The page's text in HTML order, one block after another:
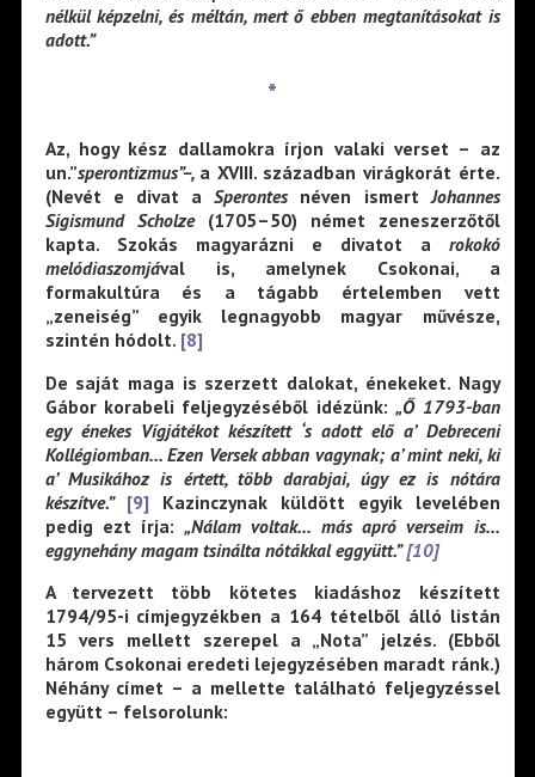
nélkül képzelni, és méltán, mert ő ebben megtanításokat is
adott.”
*
Az, hogy kész dallamokra írjon valaki verset – az
un.”sperontizmus”–, a XVIII. században virágkorát érte.
(Nevét e divat aSperontes néven ismertJohannes
Sigismund Scholze(1705–50) német zeneszerzőtől
kapta. Szokás magyarázni e divatot a rokokó
melódiaszomjával is, amelynek Csokonai, a
formakultúra és a tágabb értelemben vett
„zeneiség” egyik legnagyobb magyar művésze,
szintén hódolt. [8]
De saját maga is szerzett dalokat, énekeket. Nagy
Gábor korabeli feljegyzéséből idézünk:„Ő 1793-ban
egy énekes Vígjátékot készített ‘s adott elő a’ Debreceni
Kollégiomban… Ezen Versek abban vagynak; a’ mint neki, ki
a’ Musikához is értett, több darabjai, úgy ez is nótára
készítve.” [9]
Kazinczynak küldött egyik levelében
pedig ezt írja: „Nálam voltak… más apró verseim is…
eggynehány magam tsinálta nótákkal eggyütt.”[10]
A tervezett több kötetes kiadáshoz készített
1794/95-i címjegyzékben a 164 tételből álló listán
15 vers mellett szerepel a „Nota” jelzés. (Ebből
három Csokonai eredeti lejegyzésében maradt ránk.)
Néhány címet – a mellette található feljegyzéssel
együtt – felsorolunk: